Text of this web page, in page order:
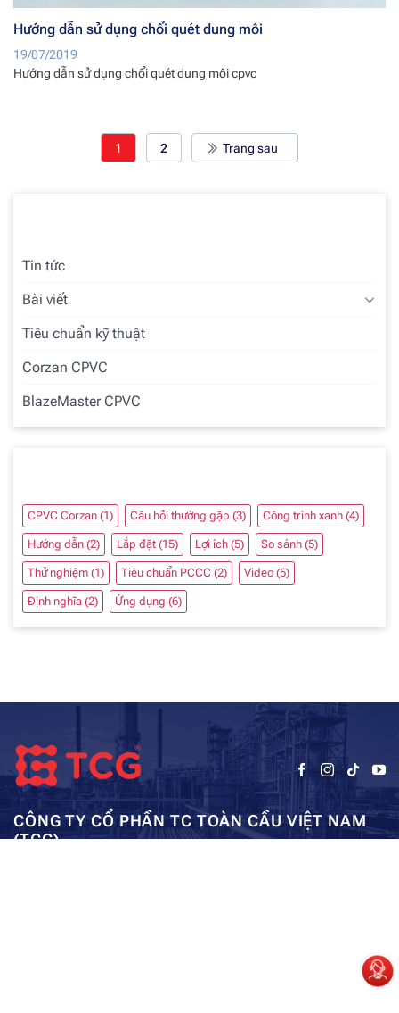
Tin tức
Bài viết
Tiêu chuẩn kỹ thuật
Corzan CPVC
BlazeMaster CPVC
CPVC Corzan (1) Câu hỏi thường gặp (3) Công trình xanh (4)
Hướng dẫn (2) Lắp đặt (15) Lợi ích (5) So sánh (5)
Thử nghiệm (1) Tiêu chuẩn PCCC (2) Video (5)
Định nghĩa (2) Ứng dụng (6)
Hướng dẫn sử dụng chổi quét dung môi
19/07/2019
Hướng dẫn sử dụng chổi quét dung môi cpvc
1 2 Trang sau
CÔNG TY CỔ PHẦN TC TOÀN CẦU VIỆT NAM
(TCG)